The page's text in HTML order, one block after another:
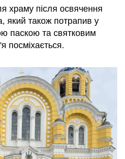
храму після освячення
який також потрапив у
паскою та святковим
посміхається.